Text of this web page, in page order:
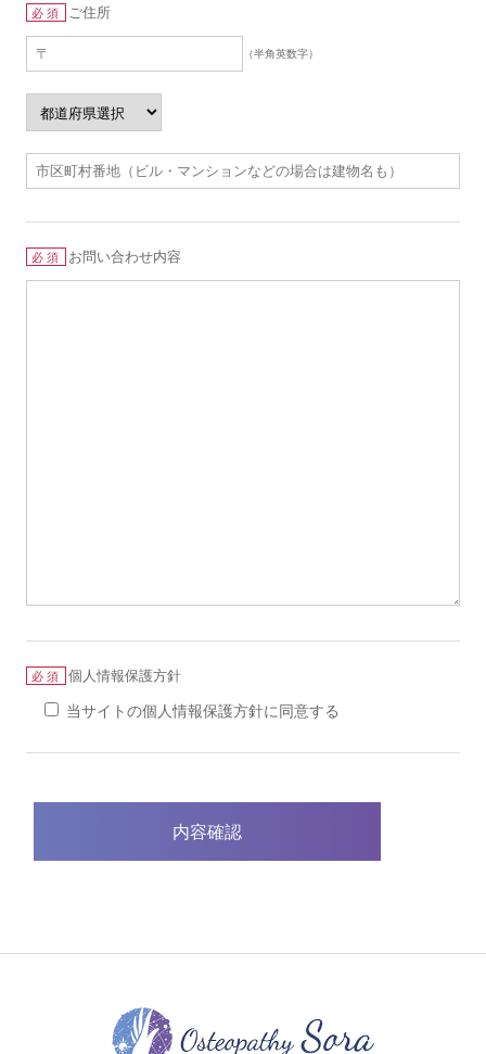
必須 ご住所
（半角英数字）
必須 お問い合わせ内容
必須 個人情報保護方針
当サイトの個人情報保護方針に同意する